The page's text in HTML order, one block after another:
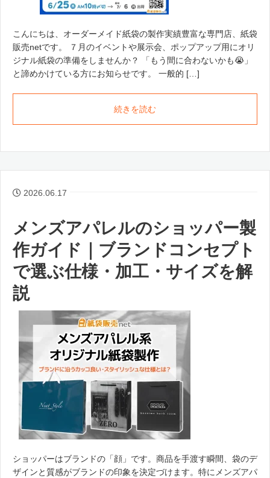
こんにちは、オーダーメイド紙袋の製作実績豊富な専門店、紙袋
販売netです。 ７月のイベントや展示会、ポップアップ用にオリ
ジナル紙袋の準備をしませんか？ 「もう間に合わないかも😭」
と諦めかけている方にお知らせです。 一般的 […]
続きを読む
2026.06.17
メンズアパレルのショッパー製
作ガイド｜ブランドコンセプト
で選ぶ仕様・加工・サイズを解
説
ショッパーはブランドの「顔」です。商品を手渡す瞬間、袋のデ
ザインと質感がブランドの印象を決定づけます。特にメンズアパ